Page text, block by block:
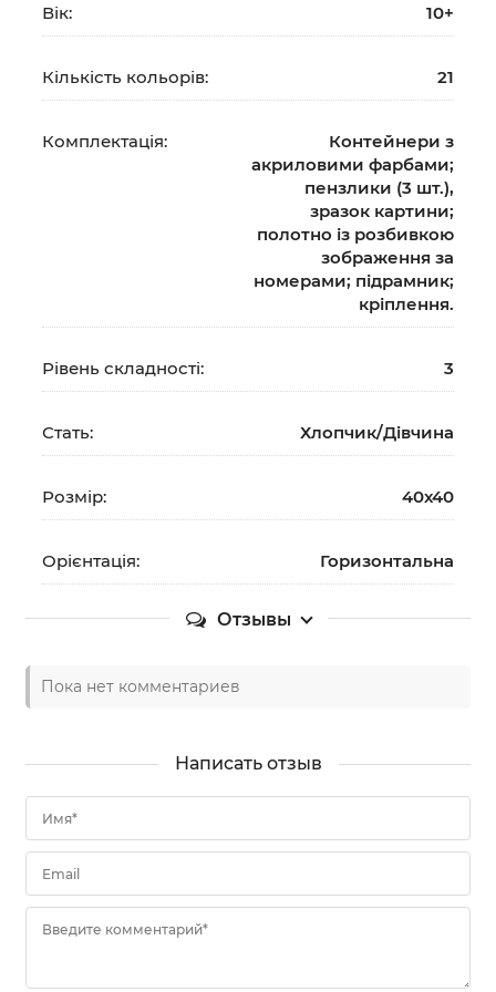
Вік: 10+
Кількість кольорів: 21
Комплектація:
Контейнери з
акриловими фарбами;
пензлики (3 шт.),
зразок картини;
полотно із розбивкою
зображення за
номерами; підрамник;
кріплення.
Рівень складності: 3
Стать: Хлопчик/Дiвчина
Розмір: 40х40
Орієнтація: Горизонтальна
Отзывы
Пока нет комментариев
Написать отзыв
Имя*
Email
Введите комментарий*